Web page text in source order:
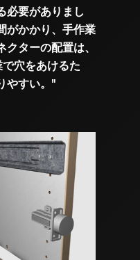
必要がありまし
がかかり、手作業
ターの配置は、
穴をあけるた
やすい。"
Login